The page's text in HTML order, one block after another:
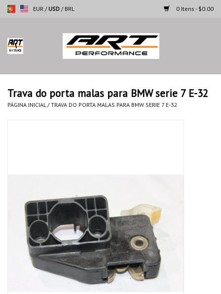
EUR / USD / BRL 0 Itens - $0.00
Página inicial
Motocicletas
Automoveis
Trava do porta malas para BMW serie 7 E-32
PÁGINA INICIAL /TRAVA DO PORTA MALAS PARA BMW SERIE 7 E-32